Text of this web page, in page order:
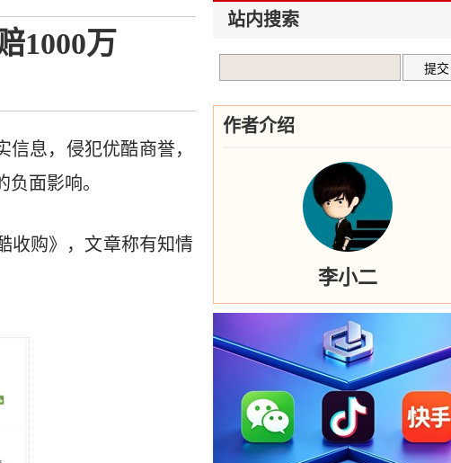
1000万
息，侵犯优酷商誉，
面影响。
收购》，文章称有知情
站内搜索
作者介绍
李小二